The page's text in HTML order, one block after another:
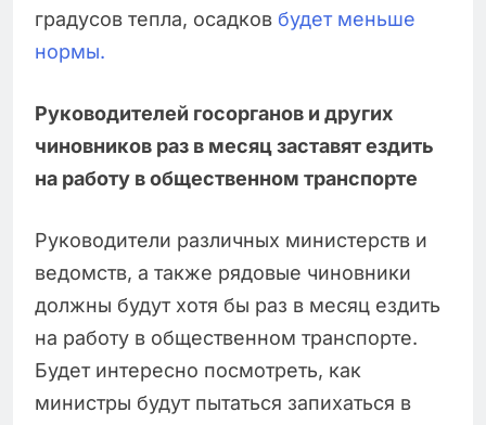
градусов тепла, осадков будет меньше
нормы.
Руководителей госорганов и других
чиновников раз в месяц заставят ездить
на работу в общественном транспорте
Руководители различных министерств и
ведомств, а также рядовые чиновники
должны будут хотя бы раз в месяц ездить
на работу в общественном транспорте.
Будет интересно посмотреть, как
министры будут пытаться запихаться в